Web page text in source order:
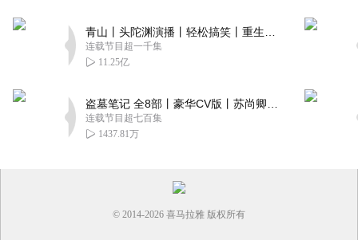
连载节目超一千集
11.25亿
连载节目超七百集
1437.81万
© 2014-2026 喜马拉雅 版权所有